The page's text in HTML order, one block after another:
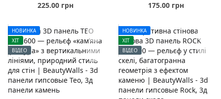
225.00 грн
175.00 грн
НОВИНКА
ХІТ
ВІДЕО
НОВИНКА
ХІТ
ВІДЕО